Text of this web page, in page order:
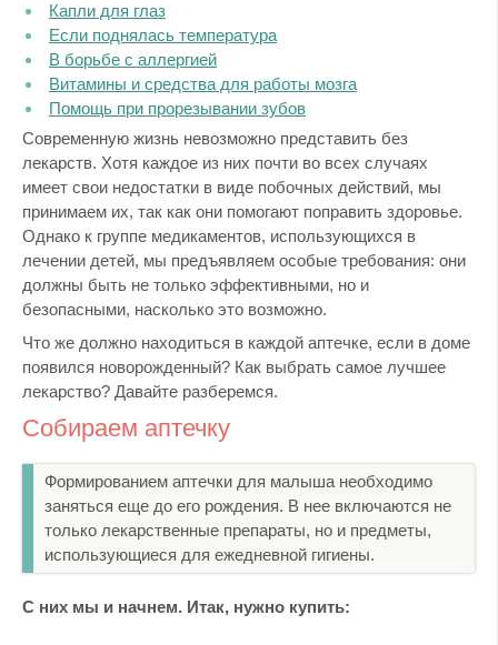
Капли для глаз
Если поднялась температура
В борьбе с аллергией
Витамины и средства для работы мозга
Помощь при прорезывании зубов
Современную жизнь невозможно представить без
лекарств. Хотя каждое из них почти во всех случаях
имеет свои недостатки в виде побочных действий, мы
принимаем их, так как они помогают поправить здоровье.
Однако к группе медикаментов, использующихся в
лечении детей, мы предъявляем особые требования: они
должны быть не только эффективными, но и
безопасными, насколько это возможно.
Что же должно находиться в каждой аптечке, если в доме
появился новорожденный? Как выбрать самое лучшее
лекарство? Давайте разберемся.
Собираем аптечку
Формированием аптечки для малыша необходимо
заняться еще до его рождения. В нее включаются не
только лекарственные препараты, но и предметы,
использующиеся для ежедневной гигиены.
С них мы и начнем. Итак, нужно купить: